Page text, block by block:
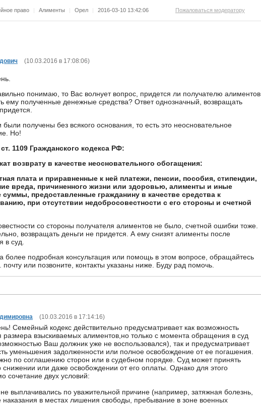
право | Алименты | Орел | 2016-03-10 13:42:06 Пожаловаться модератору
(10.03.2016 в 17:08:06)
понимаю, то Вас волнует вопрос, придется ли получателю алиментов
ему полученные денежные средства? Ответ однозначный, возвращать
были получены без всякого основания, то есть это неосновательное
Но!
1109 Гражданского кодекса РФ:
возврату в качестве неосновательного обогащения:
плата и приравненные к ней платежи, пенсии, пособия, стипендии,
вреда, причиненного жизни или здоровью, алименты и иные
предоставленные гражданину в качестве средства к
при отсутствии недобросовестности с его стороны и счетной
со стороны получателя алиментов не было, счетной ошибки тоже.
возвращать деньги не придется. А ему снизят алименты после
в суд.
более подробная консультация или помощь в этом вопросе, обращайтесь
или позвоните, контакты указаны ниже. Буду рад помочь.
(10.03.2016 в 17:14:16)
Семейный кодекс действительно предусматривает как возможность
размера взыскиваемых алиментов,но только с момента обращения в суд
Ваш должник уже не воспользовался), так и предусматривает
уменьшения задолженности или полное освобождение от ее погашения.
по соглашению сторон или в судебном порядке. Суд может принять
или даже освобождении от его оплаты. Однако для этого
сочетание двух условий:
выплачивались по уважительной причине (например, затяжная болезнь,
наказания в местах лишения свободы, пребывание в зоне военных